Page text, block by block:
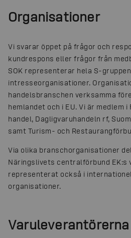
Organisationer
Vi svarar öppet på frågor och
kundrespons eller frågor från
SOK representerar hela S-
intresseorganisationer.
handelsbranschen verksamma
hemlandet och i EU. Vi är medlem
handel, Dagligvaruhandeln rf,
samt Turism- och
Via olika branschorganisationer
Näringslivets centralförbund EK:s
representerat också i
organisationer.
Varuleverantörerna